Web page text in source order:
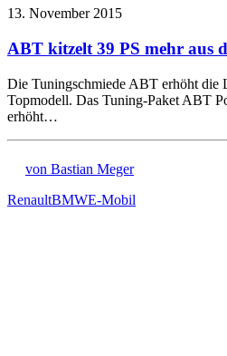
13. November 2015
ABT kitzelt 39 PS mehr aus
Die Tuningschmiede ABT erhöht die
Topmodell. Das Tuning-Paket ABT
erhöht…
von Bastian Meger
RenaultBMWE-Mobil